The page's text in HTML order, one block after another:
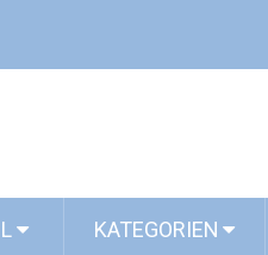
KATEGORIEN